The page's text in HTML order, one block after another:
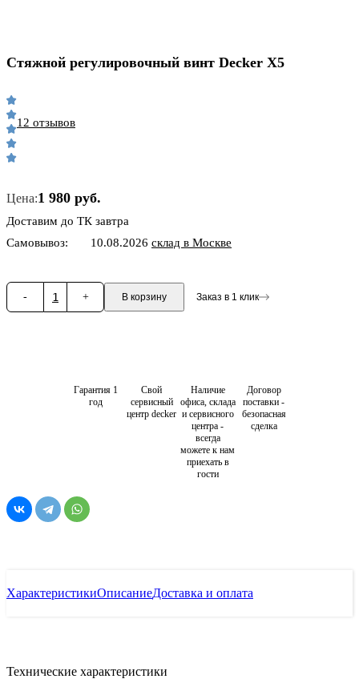
Стяжной регулировочный винт Decker Х5
12 отзывов
Цена:1 980 руб.
Доставим до ТК завтра
Самовывоз:
10.08.2026 склад в Москве
- 1 + В корзину Заказ в 1 клик
Гарантия 1
год
Свой
сервисный
центр decker
Наличие
офиса, склада
и сервисного
центра -
всегда
можете к нам
приехать в
гости
Договор
поставки -
безопасная
сделка
ХарактеристикиОписаниеДоставка и оплата
Технические характеристики